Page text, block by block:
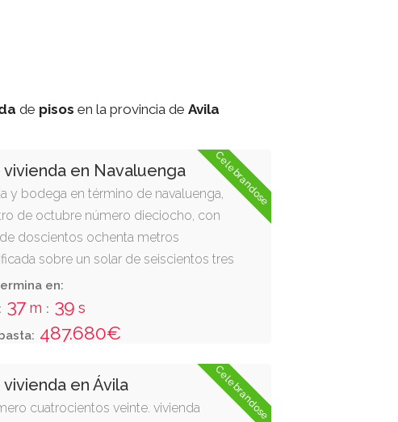
de pisos en la provincia de Avila
Celebrandose
vivienda en Navaluenga
y bodega en término de navaluenga,
de octubre número dieciocho, con
doscientos ochenta metros
sobre un solar de seiscientos tres
el resto de la superficie no
a patio.
en:
: 37 m : 38 s
487.680€
Celebrandose
en Ávila
cuatrocientos veinte. vivienda